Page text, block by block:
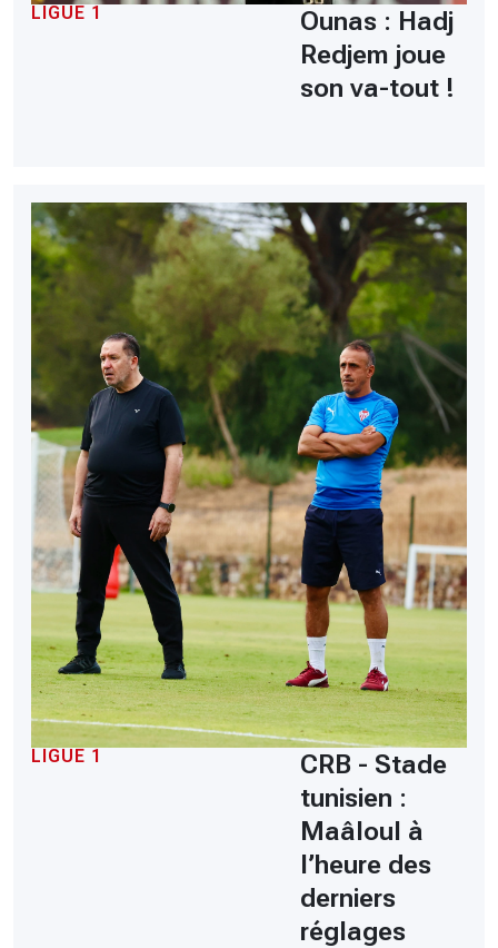
LIGUE 1
Ounas : Hadj
Redjem joue
son va-tout !
LIGUE 1
CRB - Stade
tunisien :
Maâloul à
l’heure des
derniers
réglages